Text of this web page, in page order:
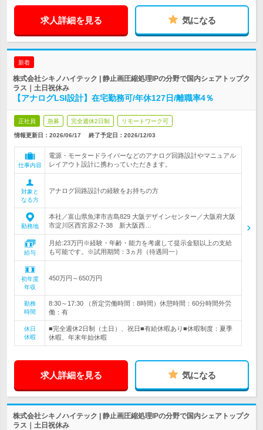
求人詳細を見る 気になる
新着
株式会社シキノハイテック | 静止画圧縮処理IPの分野で国内シェアトップク
ラス｜土日祝休み
【アナログLSI設計】在宅勤務可/年休127日/離職率4％
正社員 急募 完全週休2日制 リモートワーク可
情報更新日：2026/06/17 終了予定日： 2026/12/03
仕事内容
電源・モータードライバーなどのアナログ回路設計やマニュアル
レイアウト設計に携わっていただきます。
対象と
なる方
アナログ回路設計の経験をお持ちの方
勤務地
本社／富山県魚津市吉島829 大阪デザインセンター／大阪府大阪
市淀川区西宮原2-7-38 新大阪西…
給与
月給:23万円※経験・年齢・能力を考慮して提示金額以上の支給
も可能です。※試用期間：3ヵ月（待遇同一）
初年度
年収
450万円～650万円
勤務
時間
8:30～17:30 （所定労働時間：8時間）休憩時間：60分時間外労
働：有
休日
休暇
■完全週休2日制（土日）、祝日■有給休暇あり■休暇制度：夏季
休暇、年末年始休暇
求人詳細を見る 気になる
株式会社シキノハイテック | 静止画圧縮処理IPの分野で国内シェアトップク
ラス｜土日祝休み